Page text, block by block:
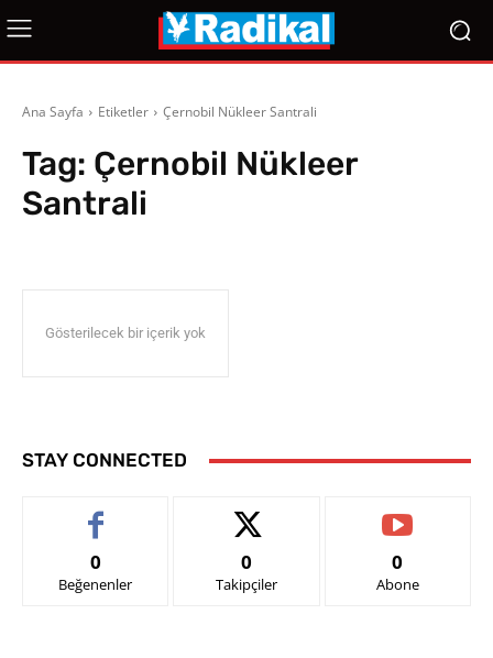
Ana Sayfa Etiketler Çernobil Nükleer Santrali
Tag: Çernobil Nükleer
Santrali
Gösterilecek bir içerik yok
STAY CONNECTED
0
Beğenenler
0
Takipçiler
0
Abone